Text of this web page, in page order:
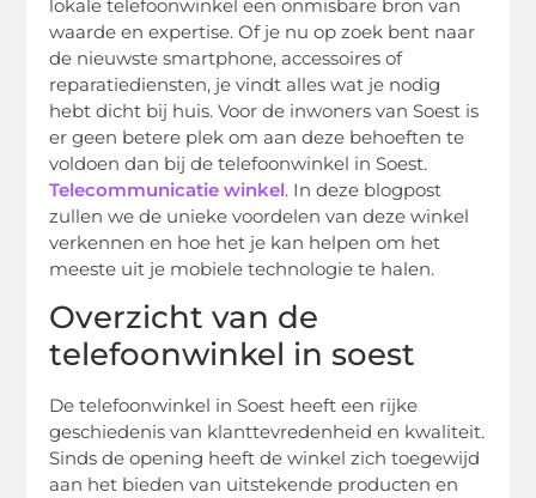
lokale telefoonwinkel een onmisbare bron van
waarde en expertise. Of je nu op zoek bent naar
de nieuwste smartphone, accessoires of
reparatiediensten, je vindt alles wat je nodig
hebt dicht bij huis. Voor de inwoners van Soest is
er geen betere plek om aan deze behoeften te
voldoen dan bij de telefoonwinkel in Soest.
Telecommunicatie winkel. In deze blogpost
zullen we de unieke voordelen van deze winkel
verkennen en hoe het je kan helpen om het
meeste uit je mobiele technologie te halen.
Overzicht van de
telefoonwinkel in soest
De telefoonwinkel in Soest heeft een rijke
geschiedenis van klanttevredenheid en kwaliteit.
Sinds de opening heeft de winkel zich toegewijd
aan het bieden van uitstekende producten en